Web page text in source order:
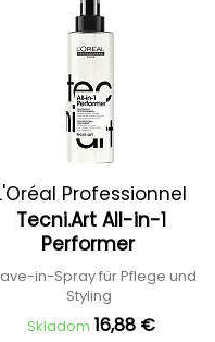
Professionnel
Tecni.Art All-in-1
Performer
in-Spray für Pflege und
Styling
Skladom 16,88 €